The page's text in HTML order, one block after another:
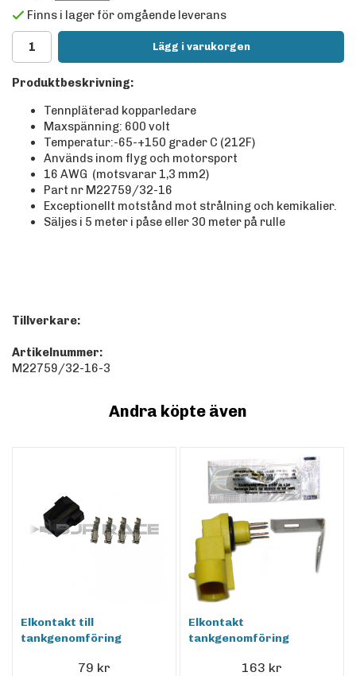
Finns i lager för omgående leverans
Lägg i varukorgen
Produktbeskrivning:
Tennpläterad kopparledare
Maxspänning: 600 volt
Temperatur:-65-+150 grader C (212F)
Används inom flyg och motorsport
16 AWG (motsvarar 1,3 mm2)
Part nr M22759/32-16
Exceptionellt motstånd mot strålning och kemikalier.
Säljes i 5 meter i påse eller 30 meter på rulle
Tillverkare:
Artikelnummer:
M22759/32-16-3
Andra köpte även
Elkontakt till
tankgenomföring
79 kr
Elkontakt
tankgenomföring
163 kr